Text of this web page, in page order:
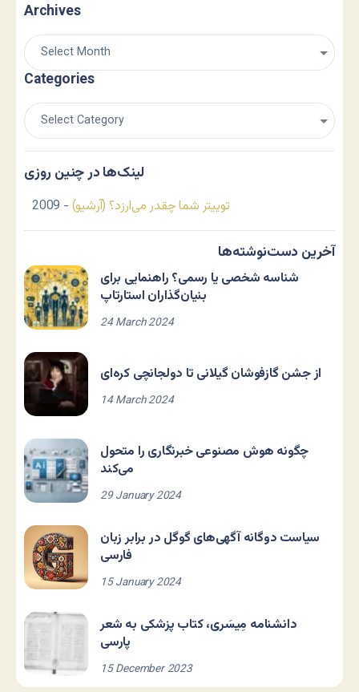
Archives
Categories
لینک‌ها در چنین روزی
توییتر شما چقدر می‌ارزد؟ (آرشیو) - 2009
آخرین دست‌نوشته‌ها
شناسه شخصی یا رسمی؟ راهنمایی برای
بنیان‌گذاران استارتاپ
24 March 2024
از جشن گازفوشان گیلانی تا دولجانچی کره‌ای
14 March 2024
چگونه هوش مصنوعی خبرنگاری را متحول
می‌کند
29 January 2024
سیاست دوگانه آگهی‌های گوگل در برابر زبان
فارسی
15 January 2024
دانشنامه مِیسَری، کتاب پزشکی به شعر
پارسی
15 December 2023